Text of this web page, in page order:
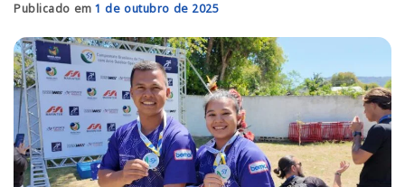
Publicado em1 de outubro de 2025